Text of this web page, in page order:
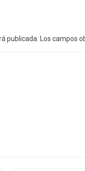
publicada. Los campos